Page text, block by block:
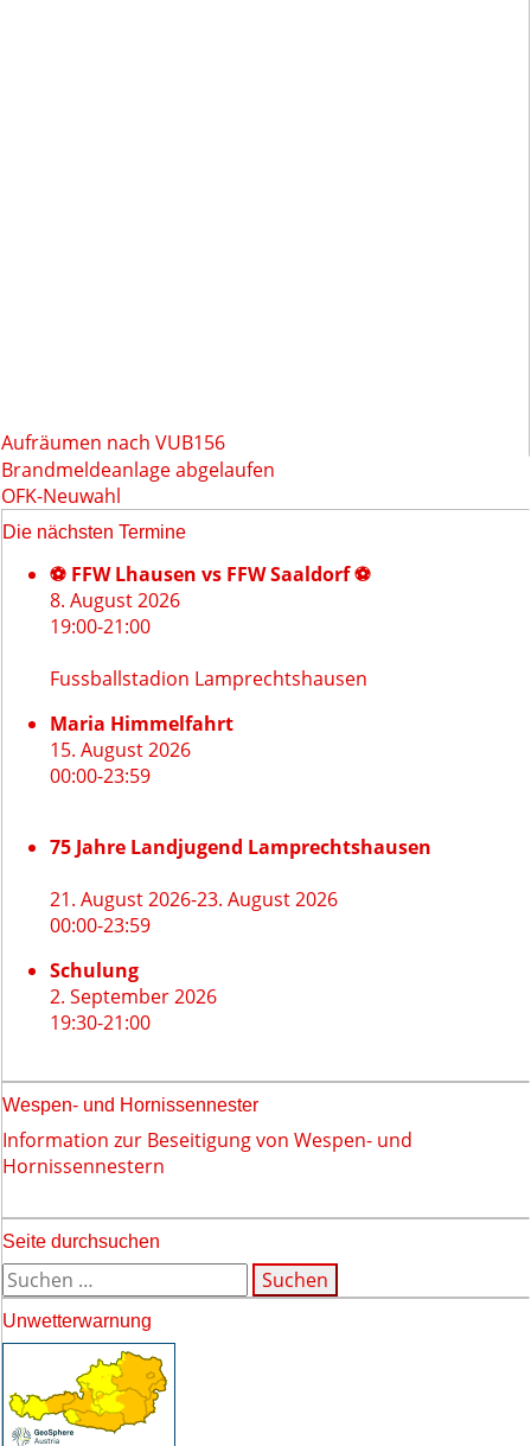
Aufräumen nach VUB156
Beitragsnavigation
Brandmeldeanlage abgelaufen
OFK-Neuwahl
Die nächsten Termine
⚽ FFW Lhausen vs FFW Saaldorf ⚽
8. August 2026
19:00-21:00
Fussballstadion Lamprechtshausen
Maria Himmelfahrt
15. August 2026
00:00-23:59
75 Jahre Landjugend Lamprechtshausen
21. August 2026-23. August 2026
00:00-23:59
Schulung
2. September 2026
19:30-21:00
Wespen- und Hornissennester
Information zur Beseitigung von Wespen- und
Hornissennestern
Seite durchsuchen
Suchen
nach:
Unwetterwarnung